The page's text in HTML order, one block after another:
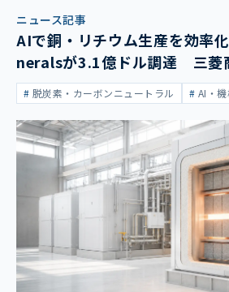
ニュース記事
AIで銅・リチウム生産を効率
neralsが3.1億ドル調達 三菱
脱炭素・カーボンニュートラル AI・